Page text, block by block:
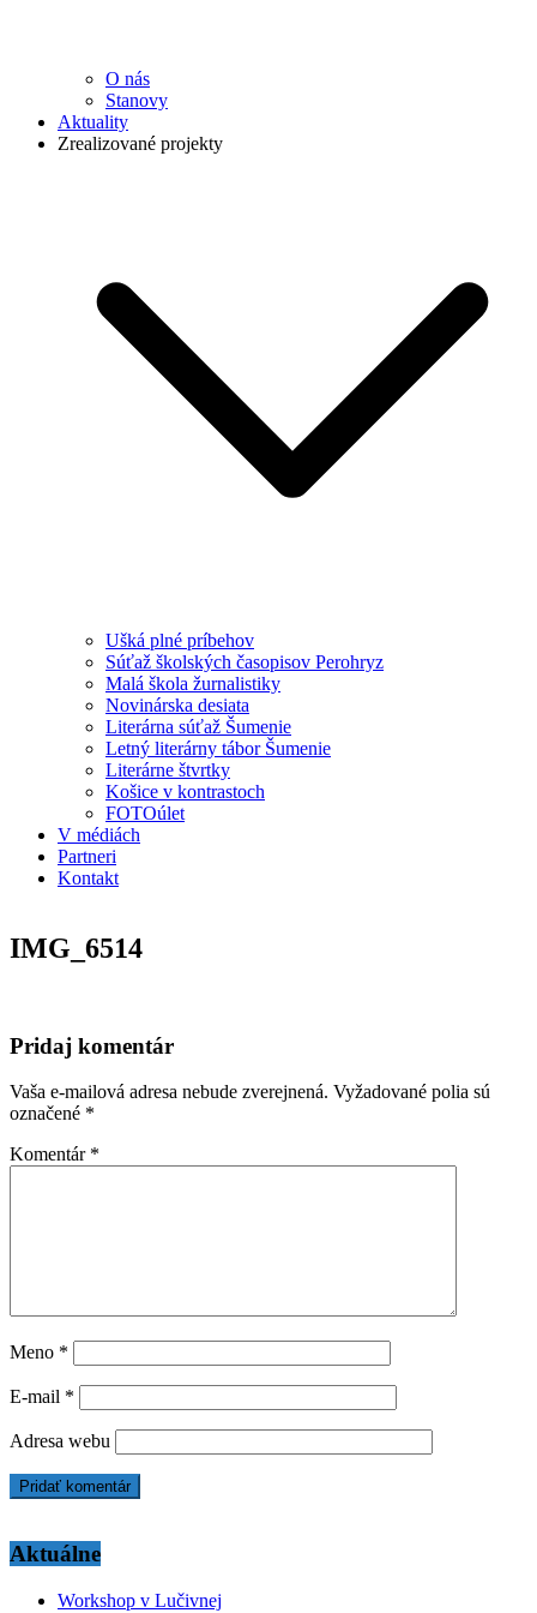
O nás
Stanovy
Aktuality
Zrealizované projekty
Ušká plné príbehov
Súťaž školských časopisov Perohryz
Malá škola žurnalistiky
Novinárska desiata
Literárna súťaž Šumenie
Letný literárny tábor Šumenie
Literárne štvrtky
Košice v kontrastoch
FOTOúlet
V médiách
Partneri
Kontakt
IMG_6514
Pridaj komentár
Vaša e-mailová adresa nebude zverejnená. Vyžadované polia sú
označené *
Komentár *
Meno *
E-mail *
Adresa webu
Aktuálne
Workshop v Lučivnej